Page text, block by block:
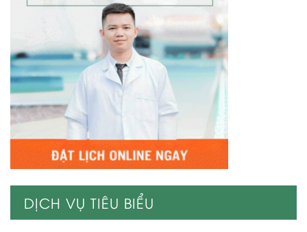
DỊCH VỤ TIÊU BIỂU